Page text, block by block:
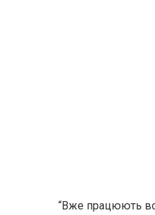
“Вже працюють